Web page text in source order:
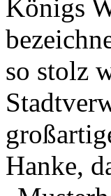
Königs
so stolz
Hanke,